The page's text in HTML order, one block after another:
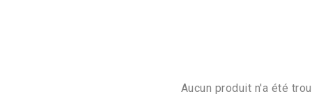
Aucun produit n'a été